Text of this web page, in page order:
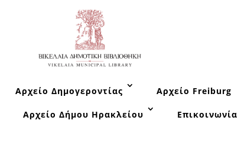
Αρχείο Δημογεροντίας Αρχείο Freiburg
Αρχείο Δήμου Ηρακλείου Επικοινωνία